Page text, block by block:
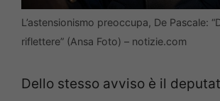
L’astensionismo preoccupa, De Pascale:
riflettere” (Ansa Foto) – notizie.com
Dello stesso avviso è il